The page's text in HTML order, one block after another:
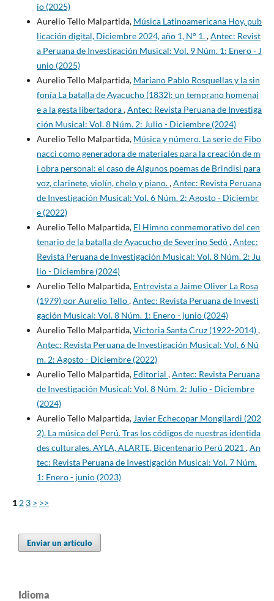
io (2025)
Aurelio Tello Malpartida, Música Latinoamericana Hoy, pub
licación digital, Diciembre 2024, año 1, N° 1.,Antec: Revist
a Peruana de Investigación Musical: Vol. 9 Núm. 1: Enero - J
unio (2025)
Aurelio Tello Malpartida, Mariano Pablo Rosquellas y la sin
fonía La batalla de Ayacucho (1832): un temprano homenaj
e a la gesta libertadora,Antec: Revista Peruana de Investiga
ción Musical: Vol. 8 Núm. 2: Julio - Diciembre (2024)
Aurelio Tello Malpartida, Música y número. La serie de Fibo
nacci como generadora de materiales para la creación de m
i obra personal: el caso de Algunos poemas de Brindisi para
voz, clarinete, violín, chelo y piano.,Antec: Revista Peruana
de Investigación Musical: Vol. 6 Núm. 2: Agosto - Diciembr
e (2022)
Aurelio Tello Malpartida, El Himno conmemorativo del cen
tenario de la batalla de Ayacucho de Severino Sedó,Antec:
Revista Peruana de Investigación Musical: Vol. 8 Núm. 2: Ju
lio - Diciembre (2024)
Aurelio Tello Malpartida, Entrevista a Jaime Oliver La Rosa
(1979) por Aurelio Tello,Antec: Revista Peruana de Investi
gación Musical: Vol. 8 Núm. 1: Enero - junio (2024)
Aurelio Tello Malpartida,Victoria Santa Cruz (1922-2014),
Antec: Revista Peruana de Investigación Musical: Vol. 6 Nú
m. 2: Agosto - Diciembre (2022)
Aurelio Tello Malpartida, Editorial ,Antec: Revista Peruana
de Investigación Musical: Vol. 8 Núm. 2: Julio - Diciembre
(2024)
Aurelio Tello Malpartida, Javier Echecopar Mongilardi (202
2). La música del Perú. Tras los códigos de nuestras identida
des culturales. AYLA, ALARTE, Bicentenario Perú 2021 ,An
tec: Revista Peruana de Investigación Musical: Vol. 7 Núm.
1: Enero - junio (2023)
1 2 3 > >>
Enviar un artículo
Idioma